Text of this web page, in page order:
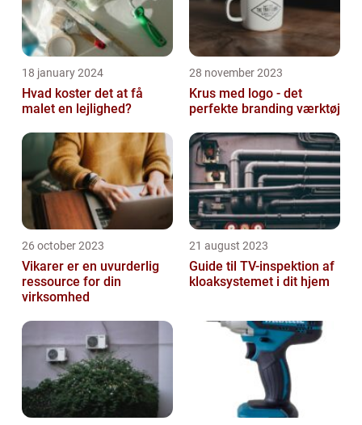
18 january 2024
Hvad koster det at få
malet en lejlighed?
28 november 2023
Krus med logo - det
perfekte branding værktøj
26 october 2023
Vikarer er en uvurderlig
ressource for din
virksomhed
21 august 2023
Guide til TV-inspektion af
kloaksystemet i dit hjem